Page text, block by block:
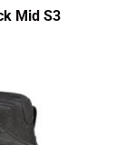
Mid S3